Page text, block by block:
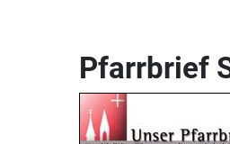
Pfarrbrief